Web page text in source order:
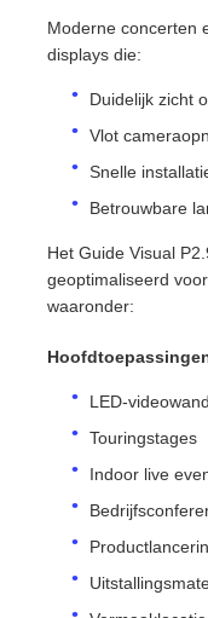
Gevallen
Offerte Aanvragen
LED-
LED -
Overleg het
Verhuur van LED-
COB LED VIDEO
Transparant LED
Moderne concerten
displays die:
Duidelijk zicht
Vlot
Snelle
Betrouwbare
Het Guide Visual
geoptimaliseerd
waaronder:
LED-
Touringstages
Indoor live